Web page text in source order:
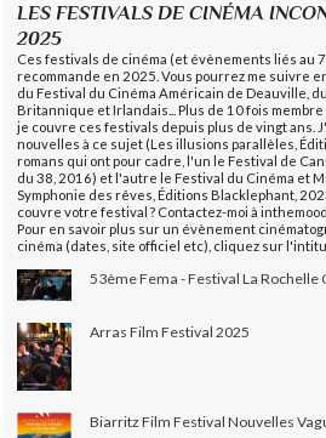
LES FESTIVALS DE CINÉMA
2025
Ces festivals de cinéma (et évènements liés au
recommande en 2025. Vous pourrez me suivre
du Festival du Cinéma Américain de Deauville,
Britannique et Irlandais... Plus de 10 fois
je couvre ces festivals depuis plus de vingt ans.
nouvelles à ce sujet (Les illusions parallèles,
romans qui ont pour cadre, l'un le Festival de
du 38, 2016) et l'autre le Festival du Cinéma et
Symphonie des rêves, Éditions Blacklephant,
couvre votre festival ? Contactez-moi à
Pour en savoir plus sur un évènement
cinéma (dates, site officiel etc), cliquez sur
53ème Fema - Festival La Rochelle
Arras Film Festival 2025
Biarritz Film Festival Nouvelles